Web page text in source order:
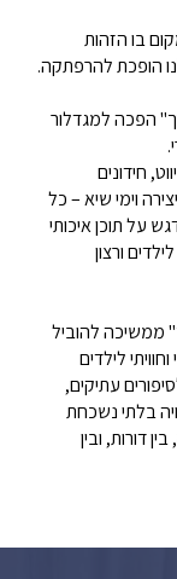
בו הזהות
הופכת להרפתקה.
הפכה למגדלור
חידונים
וימי שיא – כל
על תוכן איכותי
ורצון
ממשיכה להוביל
לילדים
עתיקים,
בלתי נשכחת
דורות, ובין